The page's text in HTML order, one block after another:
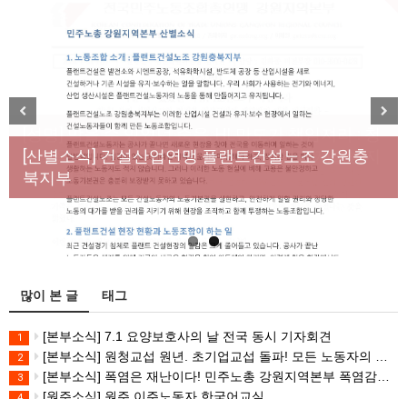
[성명] 막을 수 있었던 죽음, HL만도가 책임져라 : 청
년노동자 사망사고의 철저한 진상규명과 재발방지
대책 마련하라
[산별소식] 건설산업연맹 플랜트건설노조 강원충
북지부
Previous Next
많이 본 글 태그
1 [본부소식] 7.1 요양보호사의 날 전국 동시 기자회견
2 [본부소식] 원청교섭 원년. 초기업교섭 돌파! 모든 노동자의 노동기본권 쟁취! 민주노총 7.15 총파업대회
3 [본부소식] 폭염은 재난이다! 민주노총 강원지역본부 폭염감시단 선포 기자회견